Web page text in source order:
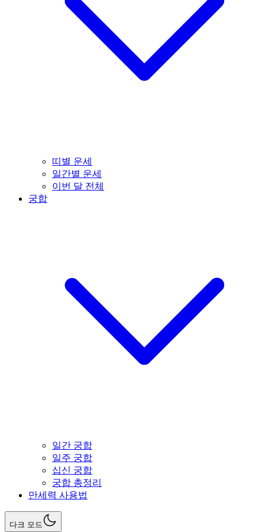
띠별 운세
일간별 운세
이번 달 전체
궁합
일간 궁합
일주 궁합
십신 궁합
궁합 총정리
만세력 사용법
다크 모드